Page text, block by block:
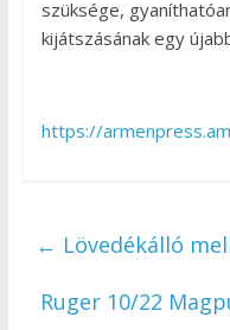
szüksége,
kijátszásának egy
https://
← Lövedékálló
Ruger 10/22